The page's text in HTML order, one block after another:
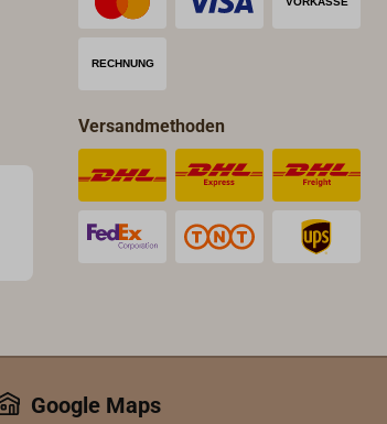
Versandmethoden
Google Maps